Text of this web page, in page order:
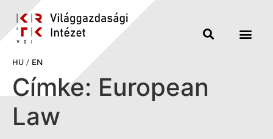
HU / EN
Címke: European
Law